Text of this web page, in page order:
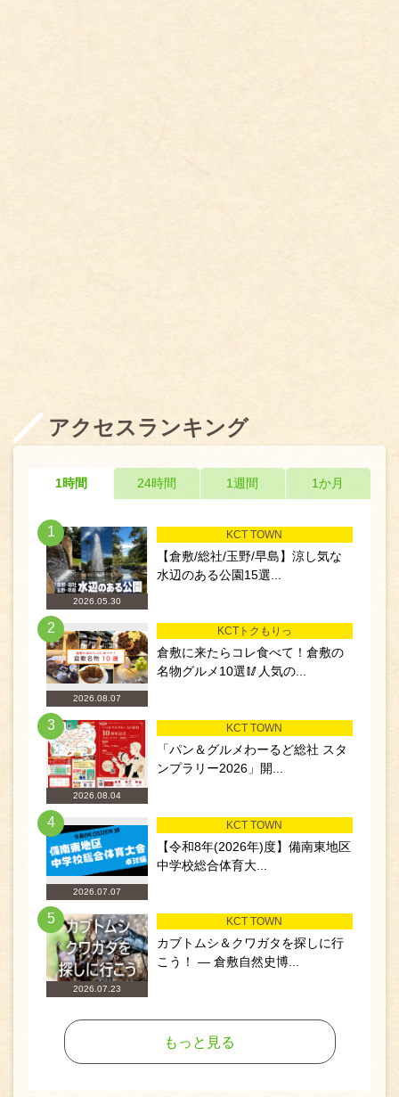
アクセスランキング
1時間 24時間 1週間 1か月
1
2026.05.30
KCT TOWN
【倉敷/総社/玉野/早島】涼し気な
水辺のある公園15選...
2
2026.08.07
KCTトクもりっ
倉敷に来たらコレ食べて！倉敷の
名物グルメ10選🥢人気の...
3
2026.08.04
KCT TOWN
「パン＆グルメわーるど総社 スタ
ンプラリー2026」開...
4
2026.07.07
KCT TOWN
【令和8年(2026年)度】備南東地区
中学校総合体育大...
5
2026.07.23
KCT TOWN
カブトムシ＆クワガタを探しに行
こう！ ― 倉敷自然史博...
もっと見る